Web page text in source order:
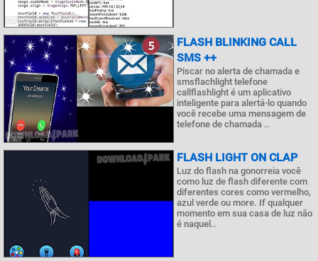
FLASH BLINKING CALL
SMS ++
Piscar no alerta de chamada e
smsflachlight telefone
callflashlight é um aplicativo
inteligente para alertá-lo quando
você recebe uma mensagem de
telefone de chamada ..
FLASH LIGHT ON CLAP
Luz do flash na gonorreia você
como luz de flash diferente com
diferentes cores como vermelho,
azul verde ou more. If qualquer
momento em sua casa de luz não
é naquel..